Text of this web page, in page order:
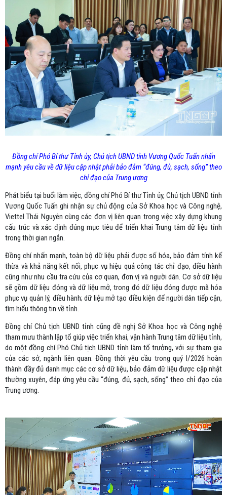
Đồng chí Phó Bí thư Tỉnh ủy, Chủ tịch UBND tỉnh Vương Quốc Tuấn nhấn
mạnh yêu cầu về dữ liệu cập nhật phải bảo đảm “đúng, đủ, sạch, sống” theo
chỉ đạo của Trung ương
Phát biểu tại buổi làm việc, đồng chí Phó Bí thư Tỉnh ủy, Chủ tịch UBND tỉnh
Vương Quốc Tuấn ghi nhận sự chủ động của Sở Khoa học và Công nghệ,
Viettel Thái Nguyên cùng các đơn vị liên quan trong việc xây dựng khung
cấu trúc và xác định đúng mục tiêu để triển khai Trung tâm dữ liệu tỉnh
trong thời gian ngắn.
Đồng chí nhấn mạnh, toàn bộ dữ liệu phải được số hóa, bảo đảm tính kế
thừa và khả năng kết nối, phục vụ hiệu quả công tác chỉ đạo, điều hành
cũng như nhu cầu tra cứu của cơ quan, đơn vị và người dân. Cơ sở dữ liệu
sẽ gồm dữ liệu đóng và dữ liệu mở, trong đó dữ liệu đóng được mã hóa
phục vụ quản lý, điều hành; dữ liệu mở tạo điều kiện để người dân tiếp cận,
tìm hiểu thông tin về tỉnh.
Đồng chí Chủ tịch UBND tỉnh cũng đề nghị Sở Khoa học và Công nghệ
tham mưu thành lập tổ giúp việc triển khai, vận hành Trung tâm dữ liệu tỉnh,
do một đồng chí Phó Chủ tịch UBND tỉnh làm tổ trưởng, với sự tham gia
của các sở, ngành liên quan. Đồng thời yêu cầu trong quý I/2026 hoàn
thành đầy đủ danh mục các cơ sở dữ liệu, bảo đảm dữ liệu được cập nhật
thường xuyên, đáp ứng yêu cầu “đúng, đủ, sạch, sống” theo chỉ đạo của
Trung ương.